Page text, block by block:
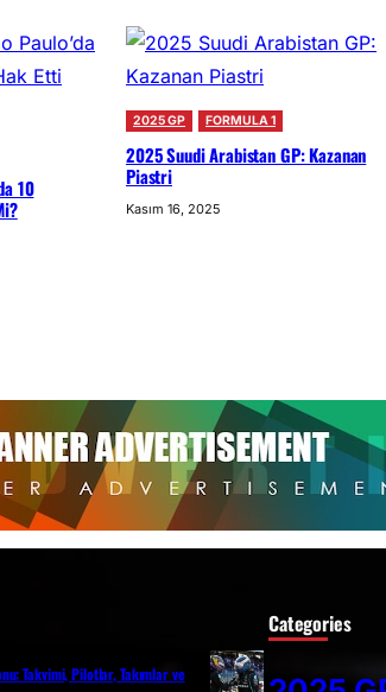
10
2025 GP FORMULA 1
2025 Suudi Arabistan GP: Kazanan
Piastri
Kasım 16, 2025
Takvimi, Pilotlar, Takımlar ve
Categories